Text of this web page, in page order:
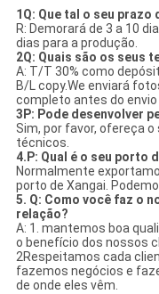
1Q: Que tal o seu prazo
R: Demorará de 3 a 10
dias para a produção.
2Q: Quais são os seus
A: T/T 30% como
B/L copy.We enviará
completo antes do envio
3P: Pode desenvolver
Sim, por favor, ofereça
técnicos.
4.P: Qual é o seu porto
Normalmente
porto de Xangai.
5. Q: Como você faz o
relação?
A: 1. mantemos boa
o benefício dos nossos
2Respeitamos cada
fazemos negócios e
de onde eles vêm.